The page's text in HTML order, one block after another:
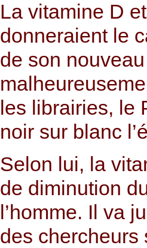
La vitamine D
donneraient le
de son
les librairies, le
noir sur blanc
Selon lui, la
de diminution
l’homme. Il va
des chercheurs